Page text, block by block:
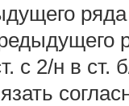
с 2/н в ст.